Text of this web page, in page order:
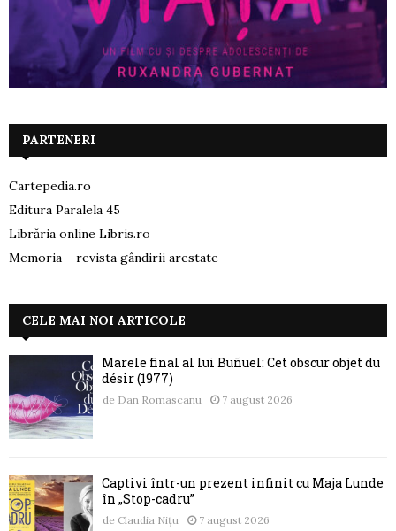
PARTENERI
Cartepedia.ro
Editura Paralela 45
Librăria online Libris.ro
Memoria – revista gândirii arestate
CELE MAI NOI ARTICOLE
Marele final al lui Buñuel: Cet obscur objet du
désir (1977)
de Dan Romascanu 7 august 2026
Captivi într-un prezent infinit cu Maja Lunde
în „Stop-cadru”
de Claudia Nițu 7 august 2026